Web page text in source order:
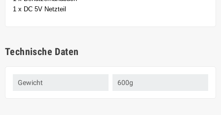
1 x DC 5V Netzteil
Technische Daten
Gewicht 600g